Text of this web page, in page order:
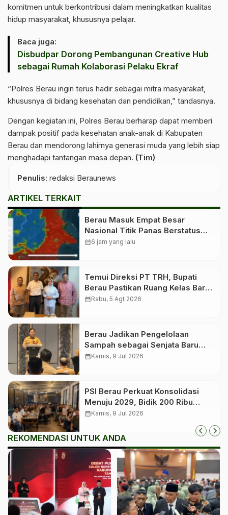
komitmen untuk berkontribusi dalam meningkatkan kualitas
hidup masyarakat, khususnya pelajar.
Baca juga:
‎Disbudpar Dorong Pembangunan Creative Hub
sebagai Rumah Kolaborasi Pelaku Ekraf
“Polres Berau ingin terus hadir sebagai mitra masyarakat,
khususnya di bidang kesehatan dan pendidikan,” tandasnya.
Dengan kegiatan ini, Polres Berau berharap dapat memberi
dampak positif pada kesehatan anak-anak di Kabupaten
Berau dan mendorong lahirnya generasi muda yang lebih siap
menghadapi tantangan masa depan. (Tim)
Penulis: redaksi Beraunews
ARTIKEL TERKAIT
Berau Masuk Empat Besar
Nasional Titik Panas Berstatus
Tinggi, Warga Diminta Tingkatkan
calendar_month6 jam yang lalu
Temui Direksi PT TRH, Bupati
Berau Pastikan Ruang Kelas Baru
untuk Birang
calendar_monthRabu, 5 Agt 2026
Berau Jadikan Pengelolaan
Sampah sebagai Senjata Baru
Tekan Angka Stunting
calendar_monthKamis, 9 Jul 2026
PSI Berau Perkuat Konsolidasi
Menuju 2029, Bidik 200 Ribu
Anggota dan Roadshow hingga
calendar_monthKamis, 9 Jul 2026
REKOMENDASI UNTUK ANDA